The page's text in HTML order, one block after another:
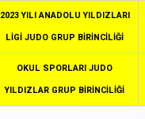
2023 YILI ANADOLU YILDIZLARI
LİGİ JUDO GRUP BİRİNCİLİĞİ
OKUL SPORLARI JUDO
YILDIZLAR GRUP BİRİNCİLİĞİ